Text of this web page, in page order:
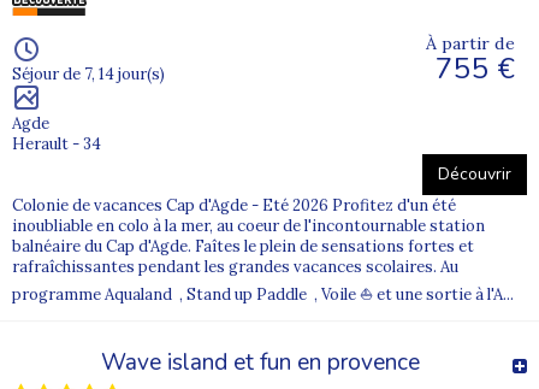
Séjour de 7, 14 jour(s)
Agde
Herault - 34
À partir de
755 €
Découvrir
Colonie de vacances Cap d'Agde - Eté 2026 Profitez d'un été
inoubliable en colo à la mer, au coeur de l'incontournable station
balnéaire du Cap d'Agde. Faîtes le plein de sensations fortes et
rafraîchissantes pendant les grandes vacances scolaires. Au
programme Aqualand , Stand up Paddle , Voile ⛵ et une sortie à l'A...
Wave island et fun en provence